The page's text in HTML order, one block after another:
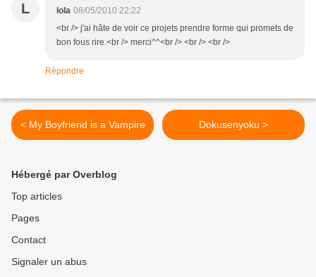
L lola 08/05/2010 22:22
<br /> j'ai hâte de voir ce projets prendre forme qui promets de
bon fous rire.<br /> merci^^<br /> <br /> <br />
Répondre
< My Boyfriend is a Vampire Dokusenyoku >
Hébergé par Overblog
Top articles
Pages
Contact
Signaler un abus